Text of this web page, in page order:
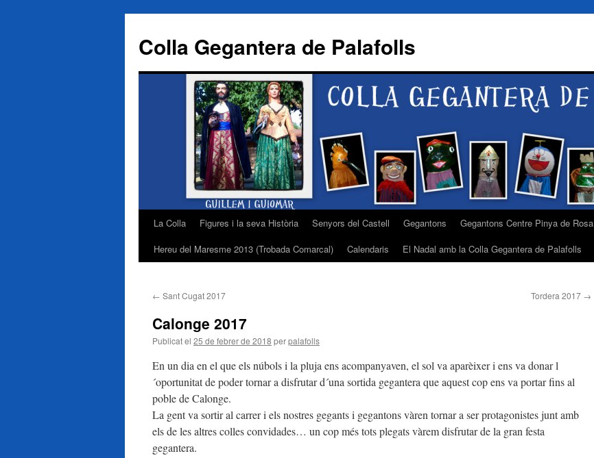
Colla Gegantera de Palafolls
VésLa Colla Figures i la seva Història Senyors del Castell Gegantons Gegantons Centre Pinya de Rosa
Hereu del Maresme 2013 (Trobada Comarcal)
Calendaris El Nadal amb la Colla Gegantera de Palafolls
← Sant Cugat 2017 Tordera 2017 →
Calonge 2017
Publicat el 25 de febrer de 2018 perpalafolls
En un dia en el que els núbols i la pluja ens acompanyaven, el sol va aparèixer i ens va donar l
´oportunitat de poder tornar a disfrutar d´una sortida gegantera que aquest cop ens va portar fins al
poble de Calonge.
La gent va sortir al carrer i els nostres gegants i gegantons vàren tornar a ser protagonistes junt amb
els de les altres colles convidades… un cop més tots plegats vàrem disfrutar de la gran festa
gegantera.